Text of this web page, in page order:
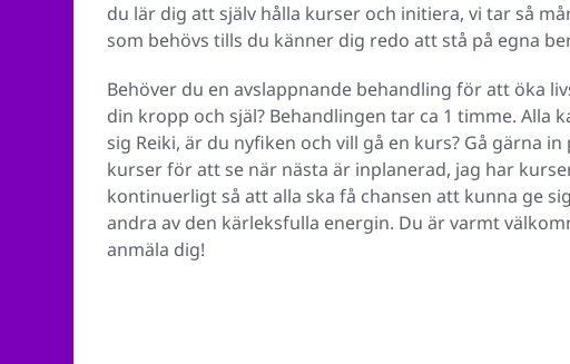
du lär dig att själv hålla kurser och initiera, vi tar så
som behövs tills du känner dig redo att stå på egna
Behöver du en avslappnande behandling för att öka
din kropp och själ? Behandlingen tar ca 1 timme. Alla
sig Reiki, är du nyfiken och vill gå en kurs? Gå gärna in
kurser för att se när nästa är inplanerad, jag har
kontinuerligt så att alla ska få chansen att kunna ge
andra av den kärleksfulla energin. Du är varmt
anmäla dig!